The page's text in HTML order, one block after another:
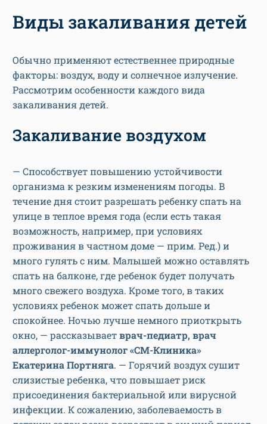
Виды закаливания детей
Обычно применяют естественнее природные
факторы: воздух, воду и солнечное излучение.
Рассмотрим особенности каждого вида
закаливания детей.
Закаливание воздухом
— Способствует повышению устойчивости
организма к резким изменениям погоды. В
течение дня стоит разрешать ребенку спать на
улице в теплое время года (если есть такая
возможность, например, при условиях
проживания в частном доме — прим. Ред.) и
много гулять с ним. Малышей можно оставлять
спать на балконе, где ребенок будет получать
много свежего воздуха. Кроме того, в таких
условиях ребенок может спать дольше и
спокойнее. Ночью лучше немного приоткрыть
окно, — рассказываетврач-педиатр, врач
аллерголог-иммунолог «СМ-Клиника»
Екатерина Портняга. — Горячий воздух сушит
слизистые ребенка, что повышает риск
присоединения бактериальной или вирусной
инфекции. К сожалению, заболеваемость в